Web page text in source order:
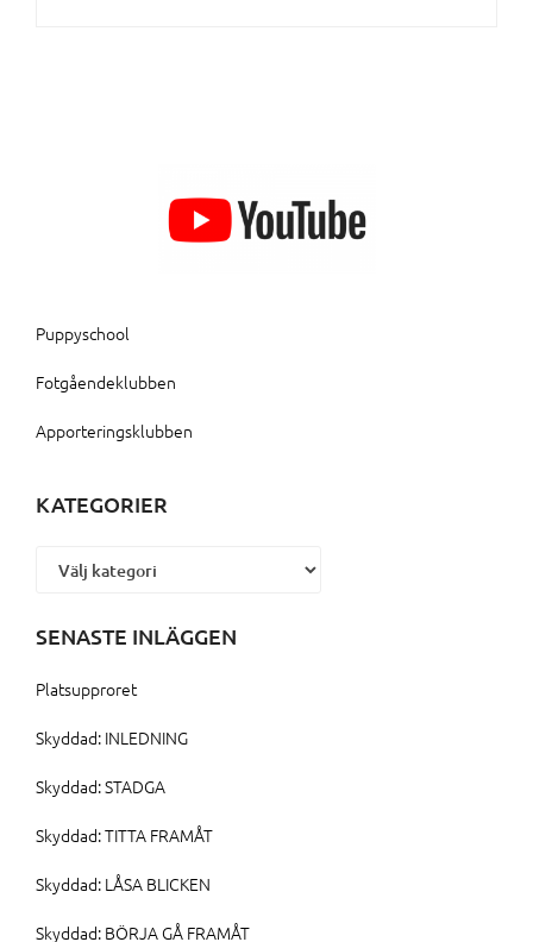
Puppyschool
Fotgåendeklubben
Apporteringsklubben
KATEGORIER
Kategorier
SENASTE INLÄGGEN
Platsupproret
Skyddad: INLEDNING
Skyddad: STADGA
Skyddad: TITTA FRAMÅT
Skyddad: LÅSA BLICKEN
Skyddad: BÖRJA GÅ FRAMÅT